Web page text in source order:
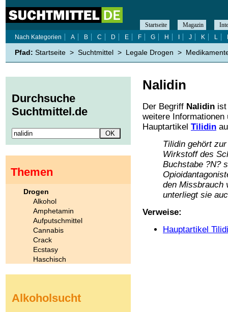
Nalidin
Der Begriff Nalidin
weitere
Hauptartikel Tilidin
Tilidin gehört
Wirkstoff des
Buchstabe ?N?
den Missbrauch
unterliegt sie
Verweise:
Hauptartikel
Startseite Magazin
Nach Kategorien
A B C D E F G H J K L
Pfad: Startseite > Suchtmittel > Legale Drogen >
Durchsuche
Suchtmittel.de
Themen
Drogen
Alkohol
Amphetamin
Aufputschmittel
Cannabis
Crack
Ecstasy
Haschisch
Kokain
Alkoholsucht